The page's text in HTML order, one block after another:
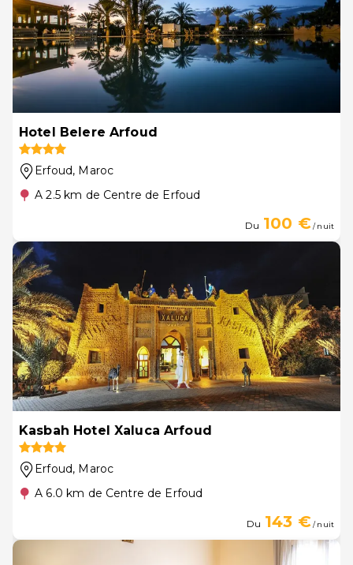
Hotel Belere Arfoud
Erfoud, Maroc
A 2.5 km de Centre de Erfoud
Du 100 €/ nuit
Kasbah Hotel Xaluca Arfoud
Erfoud, Maroc
A 6.0 km de Centre de Erfoud
Du 143 €/ nuit